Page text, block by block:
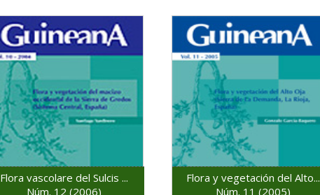
Flora vascolare del Sulcis ...
Núm. 12 (2006)
Flora y vegetación del Alto...
Núm. 11 (2005)